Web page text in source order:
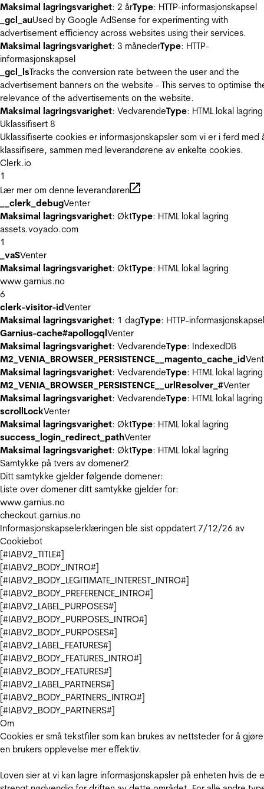
Maksimal lagringsvarighet: 2 årType: HTTP-informasjonskapsel
_gcl_auUsed by Google AdSense for experimenting with
advertisement efficiency across websites using their services.
Maksimal lagringsvarighet: 3 månederType: HTTP-
informasjonskapsel
_gcl_lsTracks the conversion rate between the user and the
advertisement banners on the website - This serves to optimise
relevance of the advertisements on the website.
Maksimal lagringsvarighet: VedvarendeType: HTML lokal lagring
Uklassifisert 8
Uklassifiserte cookies er informasjonskapsler som vi er i ferd med
klassifisere, sammen med leverandørene av enkelte cookies.
Clerk.io
1
Lær mer om denne leverandøren
__clerk_debugVenter
Maksimal lagringsvarighet: ØktType: HTML lokal lagring
assets.voyado.com
1
_vaSVenter
Maksimal lagringsvarighet: ØktType: HTML lokal lagring
www.garnius.no
6
clerk-visitor-idVenter
Maksimal lagringsvarighet: 1 dagType: HTTP-informasjonskapsel
Garnius-cache#apollogqlVenter
Maksimal lagringsvarighet: VedvarendeType: IndexedDB
M2_VENIA_BROWSER_PERSISTENCE__magento_cache_id
Maksimal lagringsvarighet: VedvarendeType: HTML lokal lagring
M2_VENIA_BROWSER_PERSISTENCE__urlResolver_#Venter
Maksimal lagringsvarighet: VedvarendeType: HTML lokal lagring
scrollLockVenter
Maksimal lagringsvarighet: ØktType: HTML lokal lagring
success_login_redirect_pathVenter
Maksimal lagringsvarighet: ØktType: HTML lokal lagring
Samtykke på tvers av domener2
Ditt samtykke gjelder følgende domener:
Liste over domener ditt samtykke gjelder for:
www.garnius.no
checkout.garnius.no
Informasjonskapselerklæringen ble sist oppdatert 7/12/26 av
Cookiebot
[#IABV2_TITLE#]
[#IABV2_BODY_INTRO#]
[#IABV2_BODY_LEGITIMATE_INTEREST_INTRO#]
[#IABV2_BODY_PREFERENCE_INTRO#]
[#IABV2_LABEL_PURPOSES#]
[#IABV2_BODY_PURPOSES_INTRO#]
[#IABV2_BODY_PURPOSES#]
[#IABV2_LABEL_FEATURES#]
[#IABV2_BODY_FEATURES_INTRO#]
[#IABV2_BODY_FEATURES#]
[#IABV2_LABEL_PARTNERS#]
[#IABV2_BODY_PARTNERS_INTRO#]
[#IABV2_BODY_PARTNERS#]
Om
Cookies er små tekstfiler som kan brukes av nettsteder for å gjøre
en brukers opplevelse mer effektiv.
Loven sier at vi kan lagre informasjonskapsler på enheten hvis de